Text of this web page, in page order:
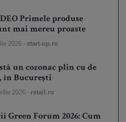
Primele produse
mai mereu proaste
2026 - start-up.ro
un cozonac plin cu de
în București
2026 - retail.ro
Green Forum 2026: Cum